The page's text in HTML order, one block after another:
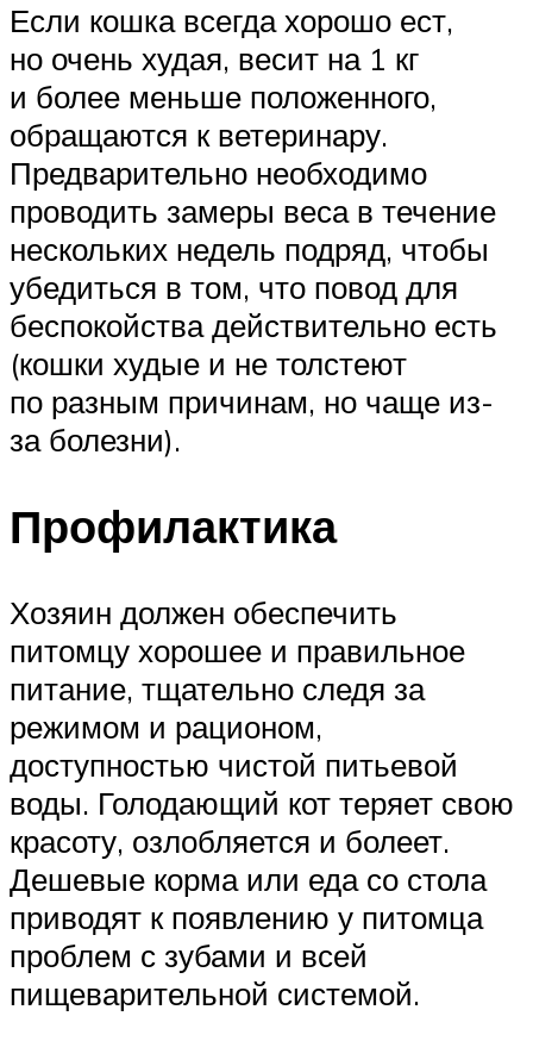
Если кошка всегда хорошо ест,
но очень худая, весит на 1 кг
и более меньше положенного,
обращаются к ветеринару.
Предварительно необходимо
проводить замеры веса в течение
нескольких недель подряд, чтобы
убедиться в том, что повод для
беспокойства действительно есть
(кошки худые и не толстеют
по разным причинам, но чаще из-
за болезни).
Профилактика
Хозяин должен обеспечить
питомцу хорошее и правильное
питание, тщательно следя за
режимом и рационом,
доступностью чистой питьевой
воды. Голодающий кот теряет свою
красоту, озлобляется и болеет.
Дешевые корма или еда со стола
приводят к появлению у питомца
проблем с зубами и всей
пищеварительной системой.